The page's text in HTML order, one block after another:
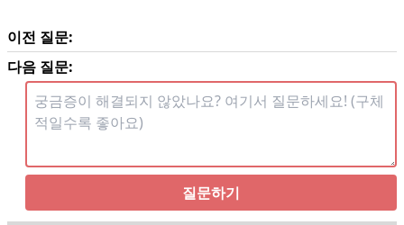
이전 질문:
다음 질문:
질문하기